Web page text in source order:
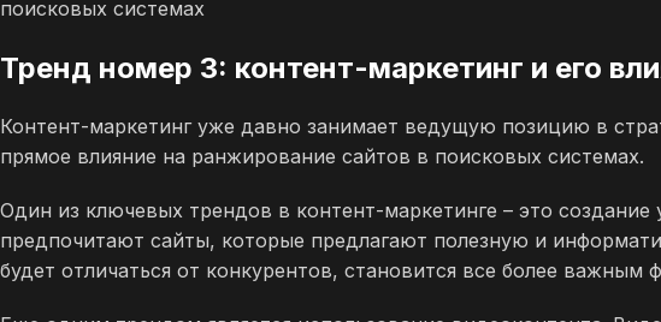
поисковых системах
Тренд номер 3: контент-маркетинг и его
Контент-маркетинг уже давно занимает ведущую позицию в
прямое влияние на ранжирование сайтов в поисковых системах.
Один из ключевых трендов в контент-маркетинге – это
предпочитают сайты, которые предлагают полезную и
будет отличаться от конкурентов, становится все более важным